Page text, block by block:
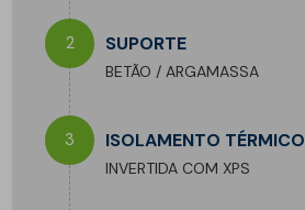
2 SUPORTE
BETÃO / ARGAMASSA
3 ISOLAMENTO TÉRMICO
INVERTIDA COM XPS